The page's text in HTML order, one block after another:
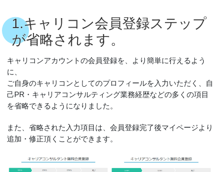
1.キャリコン会員登録ステップ
が省略されます。
キャリコンアカウントの会員登録を、より簡単に行えるよう
に、
ご自身のキャリコンとしてのプロフィールを入力いただく、自
己PR・キャリアコンサルティング業務経歴などの多くの項目
を省略できるようになりました。
また、省略された入力項目は、会員登録完了後マイページより
追加・修正頂くことができます。